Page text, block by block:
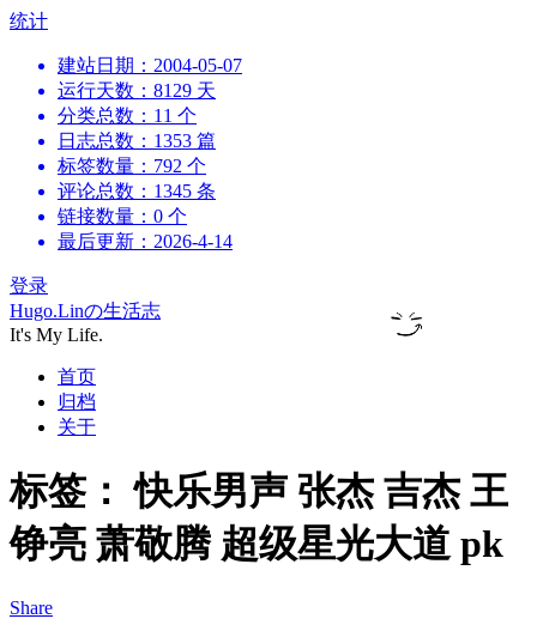
跳
统计
建站日期：2004-05-07
运行天数：8129 天
分类总数：11 个
日志总数：1353 篇
标签数量：792 个
评论总数：1345 条
链接数量：0 个
最后更新：2026-4-14
登录
Hugo.Linの生活志
It's My Life.
首页
归档
关于
标签：快乐男声 张杰 吉杰 王
铮亮 萧敬腾 超级星光大道 pk
Share